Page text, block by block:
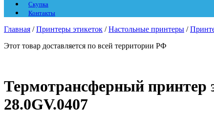
Скупка
Контакты
Главная /Принтеры этикеток /Настольные принтеры /
Этот товар доставляется по всей территории РФ
Термотрансферный принтер
28.0GV.0407